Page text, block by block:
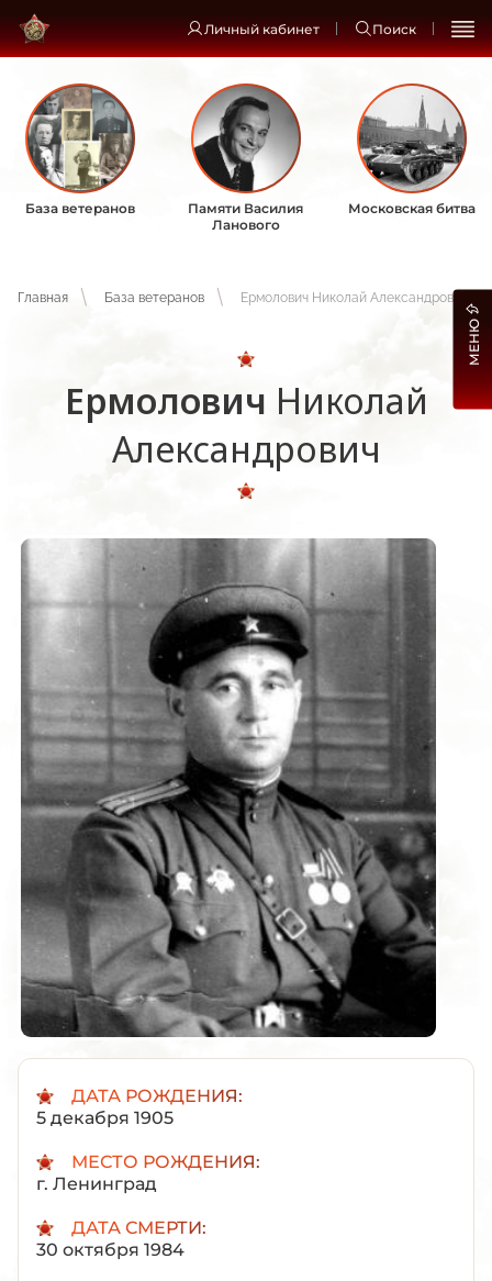
Личный кабинет Поиск
База ветеранов
Памяти Василия
Ланового
Московская битва
Главная База ветеранов Ермолович Николай Александрович
Ермолович Николай
Александрович
ДАТА РОЖДЕНИЯ:
5 декабря 1905
МЕСТО РОЖДЕНИЯ:
г. Ленинград
ДАТА СМЕРТИ:
30 октября 1984
МЕНЮ